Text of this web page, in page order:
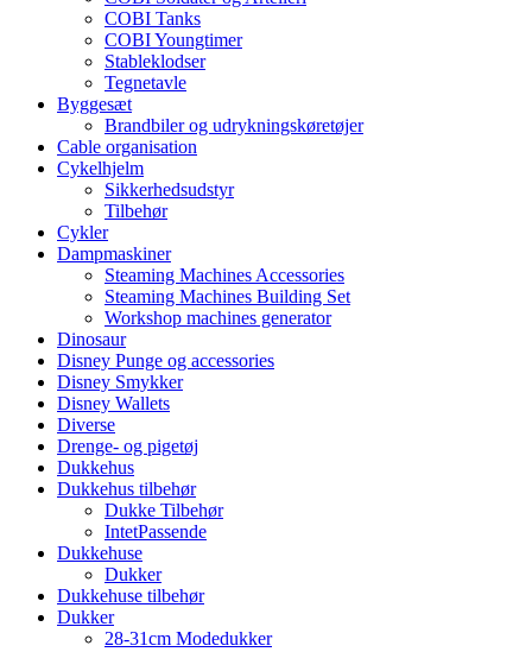
COBI Tanks
COBI Youngtimer
Stableklodser
Tegnetavle
Byggesæt
Brandbiler og udrykningskøretøjer
Cable organisation
Cykelhjelm
Sikkerhedsudstyr
Tilbehør
Cykler
Dampmaskiner
Steaming Machines Accessories
Steaming Machines Building Set
Workshop machines generator
Dinosaur
Disney Punge og accessories
Disney Smykker
Disney Wallets
Diverse
Drenge- og pigetøj
Dukkehus
Dukkehus tilbehør
Dukke Tilbehør
IntetPassende
Dukkehuse
Dukker
Dukkehuse tilbehør
Dukker
28-31cm Modedukker